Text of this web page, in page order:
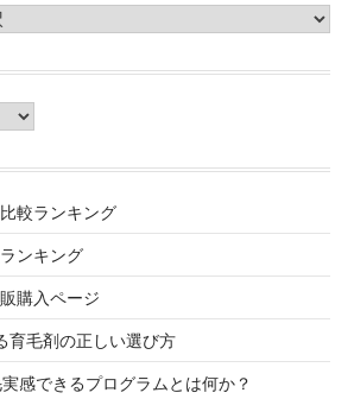
較ランキング
ンキング
購入ページ
育毛剤の正しい選び方
感できるプログラムとは何か？